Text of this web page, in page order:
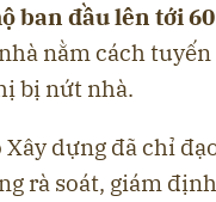
ban đầu lên tới
nằm cách
bị nứt nhà.
dựng đã chỉ
rà soát, giám